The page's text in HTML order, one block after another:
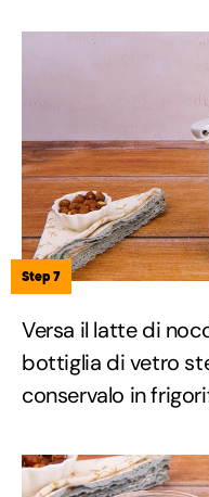
Step 7
Versa il latte di
bottiglia di vetro
conservalo in